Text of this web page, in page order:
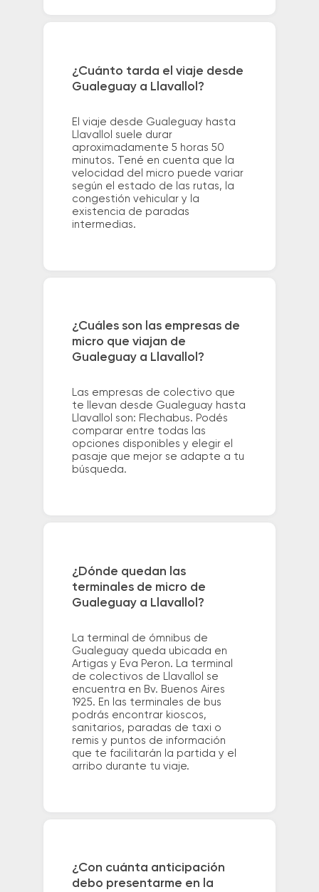
¿Cuánto tarda el viaje desde
Gualeguay a Llavallol?
El viaje desde Gualeguay hasta
Llavallol suele durar
aproximadamente 5 horas 50
minutos. Tené en cuenta que la
velocidad del micro puede variar
según el estado de las rutas, la
congestión vehicular y la
existencia de paradas
intermedias.
¿Cuáles son las empresas de
micro que viajan de
Gualeguay a Llavallol?
Las empresas de colectivo que
te llevan desde Gualeguay hasta
Llavallol son: Flechabus. Podés
comparar entre todas las
opciones disponibles y elegir el
pasaje que mejor se adapte a tu
búsqueda.
¿Dónde quedan las
terminales de micro de
Gualeguay a Llavallol?
La terminal de ómnibus de
Gualeguay queda ubicada en
Artigas y Eva Peron. La terminal
de colectivos de Llavallol se
encuentra en Bv. Buenos Aires
1925. En las terminales de bus
podrás encontrar kioscos,
sanitarios, paradas de taxi o
remis y puntos de información
que te facilitarán la partida y el
arribo durante tu viaje.
¿Con cuánta anticipación
debo presentarme en la